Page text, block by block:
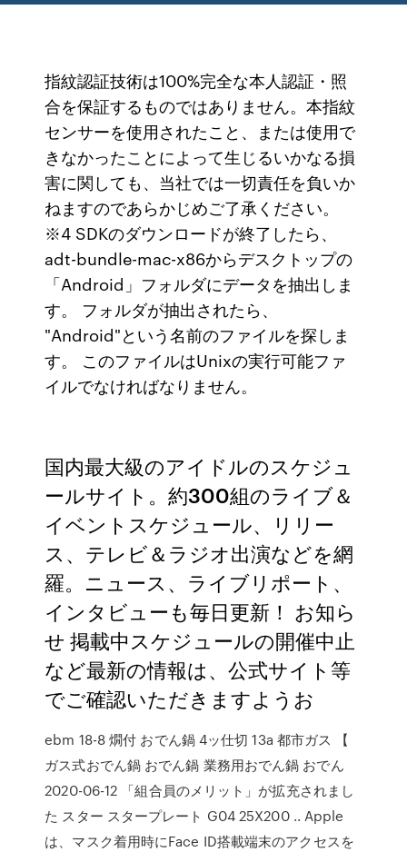
指紋認証技術は100%完全な本人認証・照
合を保証するものではありません。本指紋
センサーを使用されたこと、または使用で
きなかったことによって生じるいかなる損
害に関しても、当社では一切責任を負いか
ねますのであらかじめご了承ください。
※4 SDKのダウンロードが終了したら、
adt-bundle-mac-x86からデスクトップの
「Android」フォルダにデータを抽出しま
す。 フォルダが抽出されたら、
"Android"という名前のファイルを探しま
す。 このファイルはUnixの実行可能ファ
イルでなければなりません。
国内最大級のアイドルのスケジュ
ールサイト。約300組のライブ＆
イベントスケジュール、リリー
ス、テレビ＆ラジオ出演などを網
羅。ニュース、ライブリポート、
インタビューも毎日更新！ お知ら
せ 掲載中スケジュールの開催中止
など最新の情報は、公式サイト等
でご確認いただきますようお
ebm 18-8 燗付 おでん鍋 4ッ仕切 13a 都市ガス 【
ガス式おでん鍋 おでん鍋 業務用おでん鍋 おでん
2020-06-12 「組合員のメリット」が拡充されまし
た スター スタープレート G04 25X200 .. Apple
は、マスク着用時にFace ID搭載端末のアクセスを